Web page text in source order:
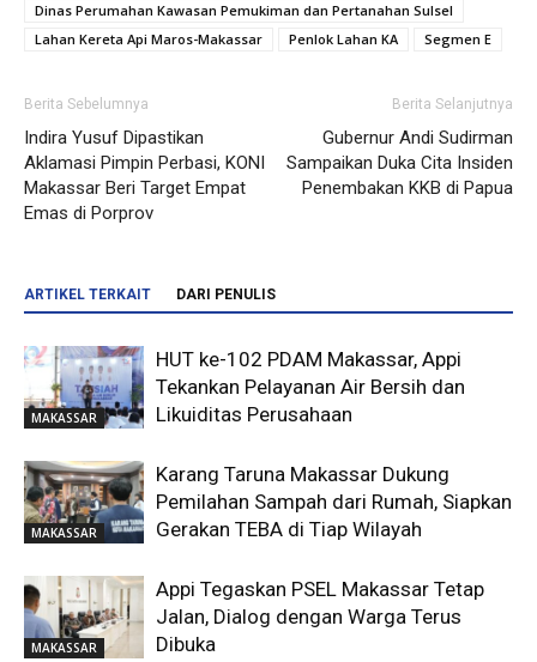
Dinas Perumahan Kawasan Pemukiman dan Pertanahan Sulsel
Lahan Kereta Api Maros-Makassar
Penlok Lahan KA Segmen E
Berita Sebelumnya
Indira Yusuf Dipastikan
Aklamasi Pimpin Perbasi, KONI
Makassar Beri Target Empat
Emas di Porprov
Berita Selanjutnya
Gubernur Andi Sudirman
Sampaikan Duka Cita Insiden
Penembakan KKB di Papua
ARTIKEL TERKAIT DARI PENULIS
MAKASSAR
HUT ke-102 PDAM Makassar, Appi
Tekankan Pelayanan Air Bersih dan
Likuiditas Perusahaan
MAKASSAR
Karang Taruna Makassar Dukung
Pemilahan Sampah dari Rumah, Siapkan
Gerakan TEBA di Tiap Wilayah
MAKASSAR
Appi Tegaskan PSEL Makassar Tetap
Jalan, Dialog dengan Warga Terus
Dibuka